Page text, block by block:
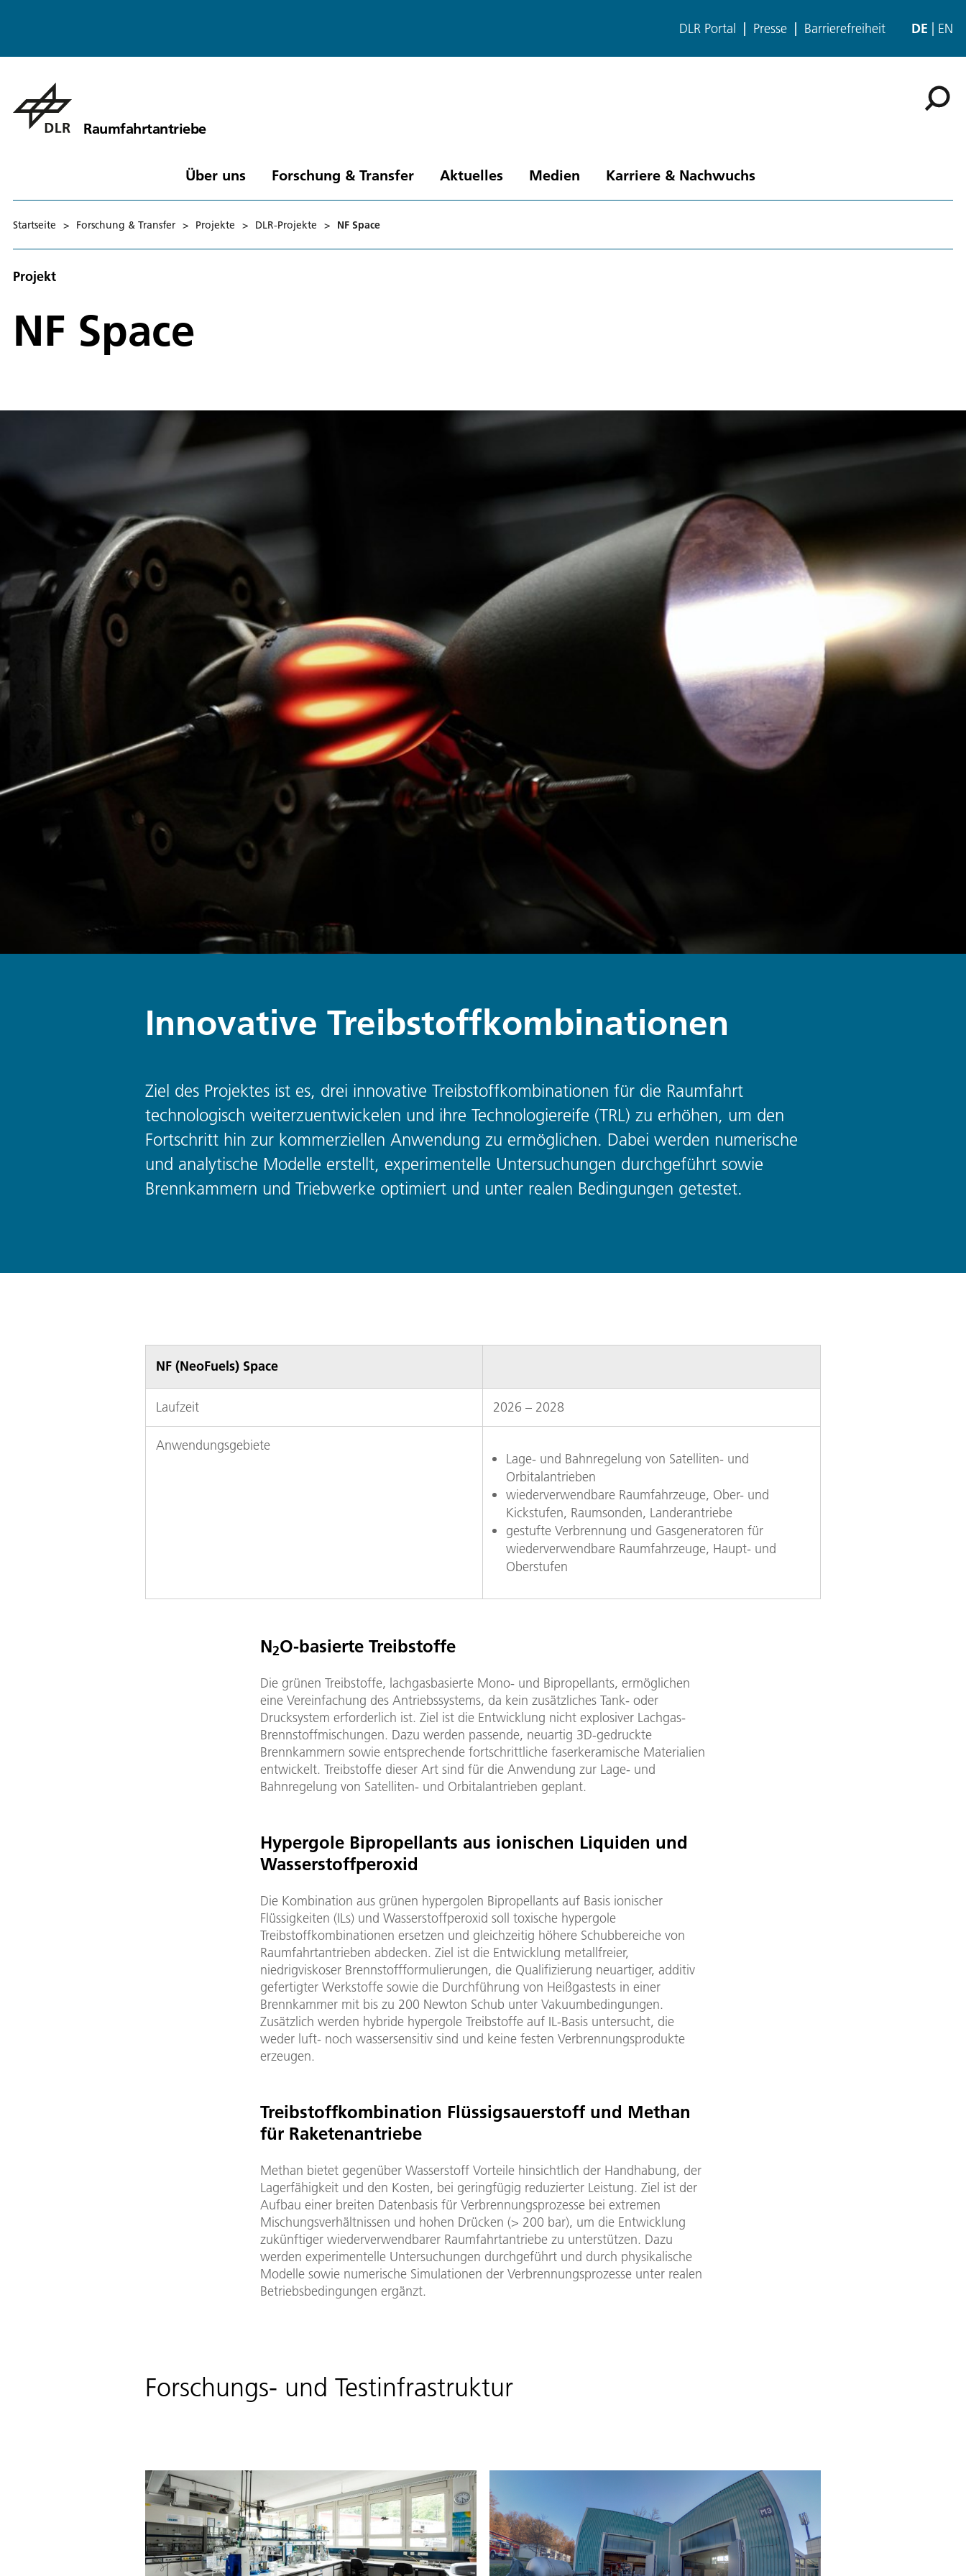
DLR Portal Presse Barrierefreiheit DE EN
Raumfahrtantriebe
Über uns Forschung & Transfer Aktuelles Medien Karriere & Nachwuchs
Startseite > Forschung & Transfer > Projekte > DLR-Projekte > NF Space
Projekt
NF Space
Innovative Treibstoffkombinationen
Ziel des Projektes ist es, drei innovative Treibstoffkombinationen für die Raumfahrt
technologisch weiterzuentwickelen und ihre Technologiereife (TRL) zu erhöhen, um den
Fortschritt hin zur kommerziellen Anwendung zu ermöglichen. Dabei werden numerische
und analytische Modelle erstellt, experimentelle Untersuchungen durchgeführt sowie
Brennkammern und Triebwerke optimiert und unter realen Bedingungen getestet.
NF (NeoFuels) Space
Laufzeit 2026 – 2028
Anwendungsgebiete
Lage- und Bahnregelung von Satelliten- und
Orbitalantrieben
wiederverwendbare Raumfahrzeuge, Ober- und
Kickstufen, Raumsonden, Landerantriebe
gestufte Verbrennung und Gasgeneratoren für
wiederverwendbare Raumfahrzeuge, Haupt- und
Oberstufen
N2O-basierte Treibstoffe
Die grünen Treibstoffe, lachgasbasierte Mono- und Bipropellants, ermöglichen
eine Vereinfachung des Antriebssystems, da kein zusätzliches Tank- oder
Drucksystem erforderlich ist. Ziel ist die Entwicklung nicht explosiver Lachgas-
Brennstoffmischungen. Dazu werden passende, neuartig 3D-gedruckte
Brennkammern sowie entsprechende fortschrittliche faserkeramische Materialien
entwickelt. Treibstoffe dieser Art sind für die Anwendung zur Lage- und
Bahnregelung von Satelliten- und Orbitalantrieben geplant.
Hypergole Bipropellants aus ionischen Liquiden und
Wasserstoffperoxid
Die Kombination aus grünen hypergolen Bipropellants auf Basis ionischer
Flüssigkeiten (ILs) und Wasserstoffperoxid soll toxische hypergole
Treibstoffkombinationen ersetzen und gleichzeitig höhere Schubbereiche von
Raumfahrtantrieben abdecken. Ziel ist die Entwicklung metallfreier,
niedrigviskoser Brennstoffformulierungen, die Qualifizierung neuartiger, additiv
gefertigter Werkstoffe sowie die Durchführung von Heißgastests in einer
Brennkammer mit bis zu 200 Newton Schub unter Vakuumbedingungen.
Zusätzlich werden hybride hypergole Treibstoffe auf IL-Basis untersucht, die
weder luft- noch wassersensitiv sind und keine festen Verbrennungsprodukte
erzeugen.
Treibstoffkombination Flüssigsauerstoff und Methan
für Raketenantriebe
Methan bietet gegenüber Wasserstoff Vorteile hinsichtlich der Handhabung, der
Lagerfähigkeit und den Kosten, bei geringfügig reduzierter Leistung. Ziel ist der
Aufbau einer breiten Datenbasis für Verbrennungsprozesse bei extremen
Mischungsverhältnissen und hohen Drücken (> 200 bar), um die Entwicklung
zukünftiger wiederverwendbarer Raumfahrtantriebe zu unterstützen. Dazu
werden experimentelle Untersuchungen durchgeführt und durch physikalische
Modelle sowie numerische Simulationen der Verbrennungsprozesse unter realen
Betriebsbedingungen ergänzt.
Forschungs- und Testinfrastruktur